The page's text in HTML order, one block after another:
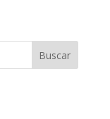
Buscar